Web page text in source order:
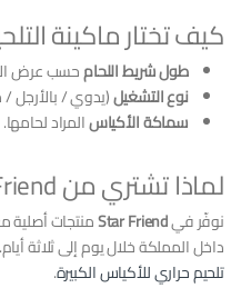
كيف تختار ماكينة
طول شريط اللحامحسب عرض
نوع التشغيل(يدوي / بالأرجل
سماكة الأكياسالمراد لحامها.
لماذا تشتري من Star Friend؟
نوفّر فيStar Friendمنتجات
داخل المملكة خلال يوم إلى ثلاثة
تلحيم حراري للأكياس الكبيرة.